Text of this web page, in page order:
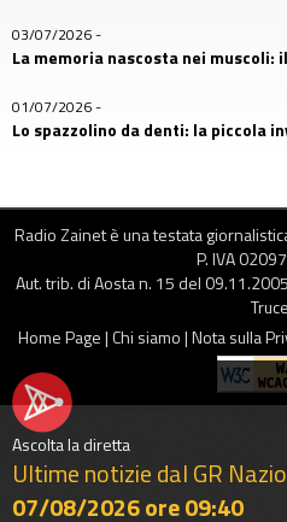
03/07/2026-
La memoria nascosta nei muscoli:
01/07/2026-
Lo spazzolino da denti: la piccola
Il primo amico dell’uomo: la storia
Franco Della Bella, uno dei
Occhiali: quando l’umanità
12/06/2026
Gli auricolari nelle nostre
10/06/2026 -
Radio Zainet è una testata
P. IVA
Aut. trib. di Aosta n. 15 del
Truce
Home Page|Chi siamo|Nota sulla
Ascolta la diretta
Ultime notizie dal GR
07/08/2026 ore 09:40